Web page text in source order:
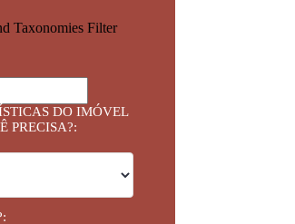
Taxonomies Filter
DO IMÓVEL
PRECISA?: